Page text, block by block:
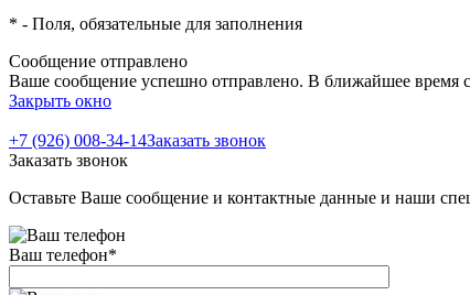
* - Поля, обязательные для заполнения
Сообщение отправлено
Ваше сообщение успешно отправлено. В ближайшее время
Закрыть окно
+7 (926) 008-34-14Заказать звонок
Заказать звонок
Оставьте Ваше сообщение и контактные данные и наши
Ваш телефон*